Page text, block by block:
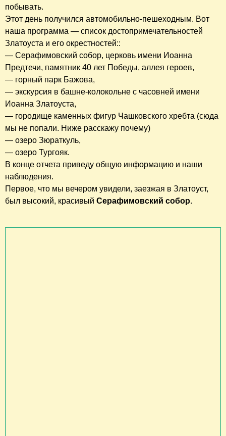
побывать.
Этот день получился автомобильно-пешеходным. Вот
наша программа — список достопримечательностей
Златоуста и его окрестностей::
— Серафимовский собор, церковь имени Иоанна
Предтечи, памятник 40 лет Победы, аллея героев,
— горный парк Бажова,
— экскурсия в башне-колокольне с часовней имени
Иоанна Златоуста,
— городище каменных фигур Чашковского хребта (сюда
мы не попали. Ниже расскажу почему)
— озеро Зюраткуль,
— озеро Тургояк.
В конце отчета приведу общую информацию и наши
наблюдения.
Первое, что мы вечером увидели, заезжая в Златоуст,
был высокий, красивый Серафимовский собор.